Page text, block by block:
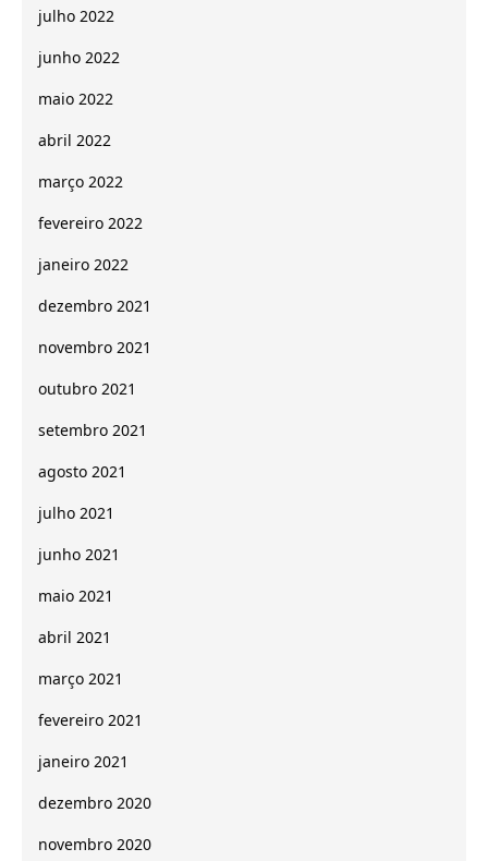
julho 2022
junho 2022
maio 2022
abril 2022
março 2022
fevereiro 2022
janeiro 2022
dezembro 2021
novembro 2021
outubro 2021
setembro 2021
agosto 2021
julho 2021
junho 2021
maio 2021
abril 2021
março 2021
fevereiro 2021
janeiro 2021
dezembro 2020
novembro 2020